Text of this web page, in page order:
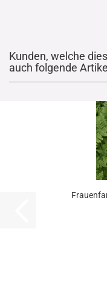
Kunden, welche
auch folgende